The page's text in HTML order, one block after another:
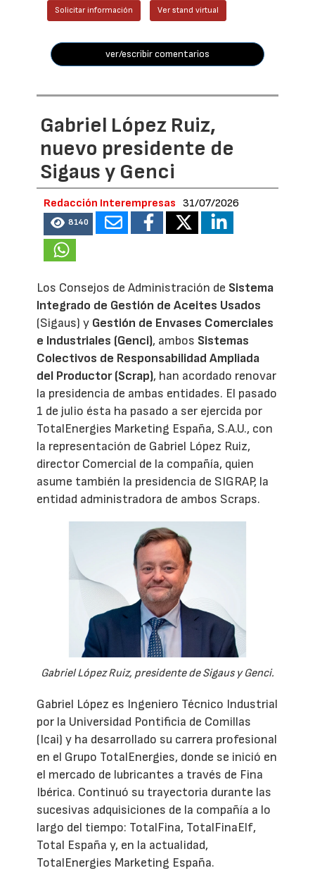
Solicitar información Ver stand virtual
ver/escribir comentarios
Gabriel López Ruiz,
nuevo presidente de
Sigaus y Genci
Redacción Interempresas 31/07/2026
8140
Los Consejos de Administración de Sistema
Integrado de Gestión de Aceites Usados
(Sigaus) y Gestión de Envases Comerciales
e Industriales (Genci), ambos Sistemas
Colectivos de Responsabilidad Ampliada
del Productor (Scrap), han acordado renovar
la presidencia de ambas entidades. El pasado
1 de julio ésta ha pasado a ser ejercida por
TotalEnergies Marketing España, S.A.U., con
la representación de Gabriel López Ruiz,
director Comercial de la compañía, quien
asume también la presidencia de SIGRAP, la
entidad administradora de ambos Scraps.
Gabriel López Ruiz, presidente de Sigaus y Genci.
Gabriel López es Ingeniero Técnico Industrial
por la Universidad Pontificia de Comillas
(Icai) y ha desarrollado su carrera profesional
en el Grupo TotalEnergies, donde se inició en
el mercado de lubricantes a través de Fina
Ibérica. Continuó su trayectoria durante las
sucesivas adquisiciones de la compañía a lo
largo del tiempo: TotalFina, TotalFinaElf,
Total España y, en la actualidad,
TotalEnergies Marketing España.